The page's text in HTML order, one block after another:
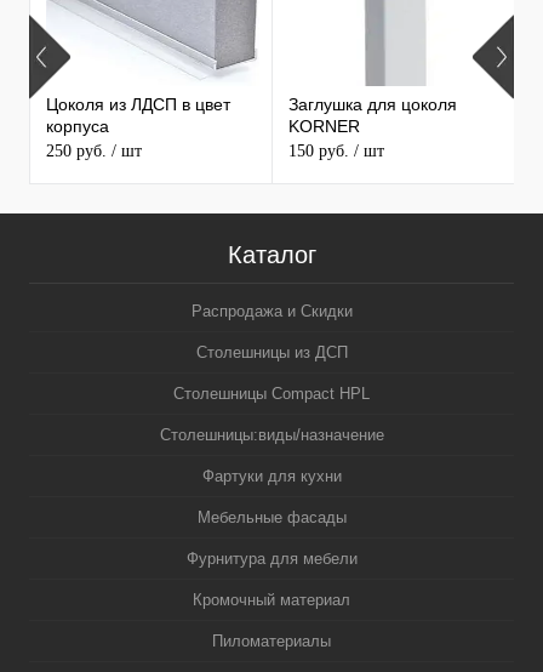
Цоколя из ЛДСП в цвет
корпуса
250 руб. / шт
Заглушка для цоколя
KORNER
150 руб. / шт
Каталог
Распродажа и Скидки
Столешницы из ДСП
Столешницы Compact HPL
Столешницы:виды/назначение
Фартуки для кухни
Мебельные фасады
Фурнитура для мебели
Кромочный материал
Пиломатериалы